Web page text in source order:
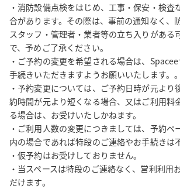
・消防設備点検をはじめ、工事・保安・検査
合があります。その際は、事前の通知なく、
スタッフ・管理者・業者等の立ち入りがある
で、予めご了承ください。
・ご予約の変更を希望される場合は、
手続きいただきますようお願いいたします。。
・予約変更については、ご予約日時が元より
約時間が元より短くなる場合、又はご利用料
る場合は、お受けいたしかねます。
・ご利用人数の変更につきましては、予約ペ
内の場合であれば特段のご連絡やお手続きは
・仮予約はお受けしておりません。
・当スペースは特段のご連絡なく、営利利用
だけます。